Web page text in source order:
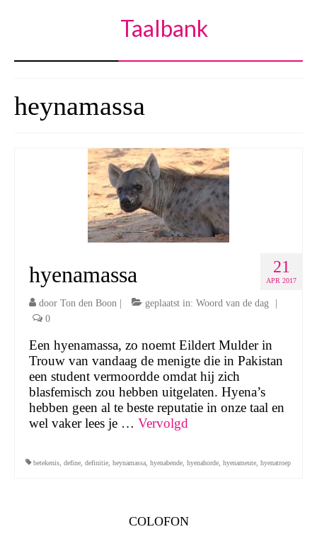
Taalbank
heynamassa
21
APR 2017
hyenamassa
door Ton den Boon geplaatst in: Woord van de dag
0
Een hyenamassa, zo noemt Eildert Mulder in
Trouw van vandaag de menigte die in Pakistan
een student vermoordde omdat hij zich
blasfemisch zou hebben uitgelaten. Hyena’s
hebben geen al te beste reputatie in onze taal en
wel vaker lees je … Vervolgd
betekenis define definitie heynamassa hyenabende hyenahorde hyenameute hyenatroep
COLOFON